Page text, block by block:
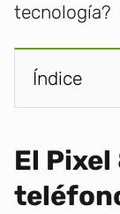
tecnología?
Índice
El